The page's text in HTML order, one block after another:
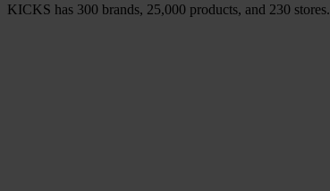
KICKS has 300 brands, 25,000 products, and 230 stores.